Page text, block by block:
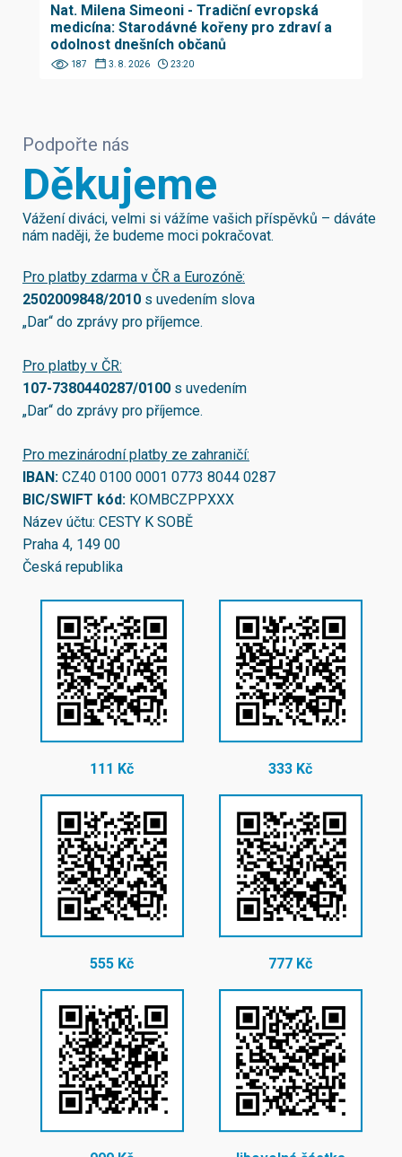
Nat. Milena Simeoni - Tradiční evropská
medicína: Starodávné kořeny pro zdraví a
odolnost dnešních občanů
187 3. 8. 2026 23:20
Podpořte nás
Děkujeme
Vážení diváci, velmi si vážíme vašich příspěvků – dáváte
nám naději, že budeme moci pokračovat.
Pro platby zdarma v ČR a Eurozóně:
2502009848/2010 s uvedením slova
„Dar“ do zprávy pro příjemce.
Pro platby v ČR:
107-7380440287/0100 s uvedením
„Dar“ do zprávy pro příjemce.
Pro mezinárodní platby ze zahraničí:
IBAN: CZ40 0100 0001 0773 8044 0287
BIC/SWIFT kód: KOMBCZPPXXX
Název účtu: CESTY K SOBĚ
Praha 4, 149 00
Česká republika
111 Kč 333 Kč
555 Kč 777 Kč